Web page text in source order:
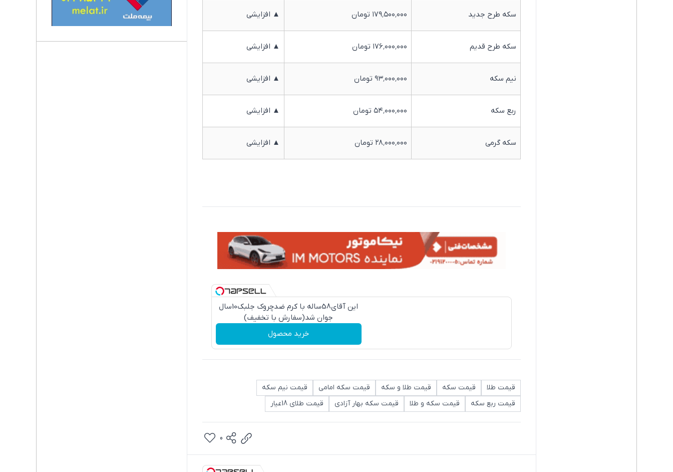
سکه طرح جدید ۱۷۹٬۵۰۰٬۰۰۰ تومان ▲ افزایشی
سکه طرح قدیم ۱۷۶٬۰۰۰٬۰۰۰ تومان ▲ افزایشی
نیم سکه ۹۳٬۰۰۰٬۰۰۰ تومان ▲ افزایشی
ربع سکه ۵۴٬۰۰۰٬۰۰۰ تومان ▲ افزایشی
سکه گرمی ۲۸٬۰۰۰٬۰۰۰ تومان ▲ افزایشی
این آقای58ساله با کرم ضدچروک جلبک10سال
جوان شد(سفارش با تخفیف)
خرید محصول
قیمت طلا قیمت سکه قیمت طلا و سکه قیمت سکه امامی
قیمت نیم سکه
قیمت ربع سکه
قیمت سکه و طلا قیمت سکه بهار آزادی قیمت طلای 18عیار
0